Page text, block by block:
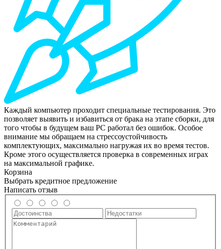
Каждый компьютер проходит специальные тестирования. Это
позволяет выявить и избавиться от брака на этапе сборки, для
того чтобы в будущем ваш РС работал без ошибок. Особое
внимание мы обращаем на стрессоустойчивость
комплектующих, максимально нагружая их во время тестов.
Кроме этого осуществляется проверка в современных играх
на максимальной графике.
Корзина
Выбрать кредитное предложение
Написать отзыв